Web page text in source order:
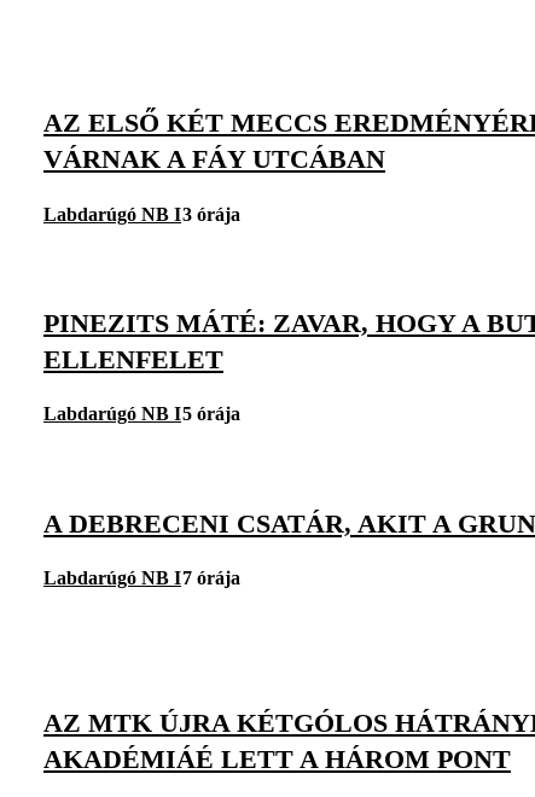
AZ ELSŐ KÉT MECCS
VÁRNAK A FÁY UTCÁBAN
Labdarúgó NB I3 órája
PINEZITS MÁTÉ: ZAVAR, HOGY A
ELLENFELET
Labdarúgó NB I5 órája
A DEBRECENI CSATÁR, AKIT A
Labdarúgó NB I7 órája
AZ MTK ÚJRA KÉTGÓLOS
AKADÉMIÁÉ LETT A HÁROM PONT